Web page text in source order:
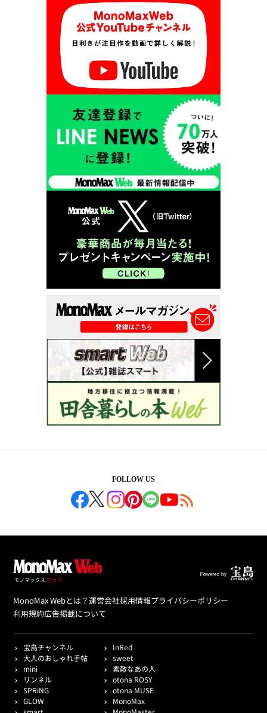
FOLLOW US
MonoMax Webとは？運営会社採用情報プライバシーポリシー
利用規約広告掲載について
宝島チャンネル
InRed
大人のおしゃれ手帖
sweet
mini
素敵なあの人
リンネル
otona ROSY
SPRiNG
otona MUSE
GLOW
MonoMax